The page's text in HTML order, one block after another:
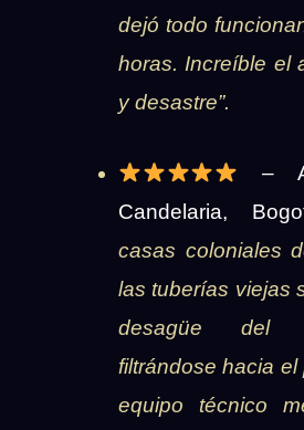
dejó todo
horas. Increíble el
y desastre”.
–
Candelaria,
casas coloniales
las tuberías viejas
desagüe del
filtrándose hacia
equipo técnico